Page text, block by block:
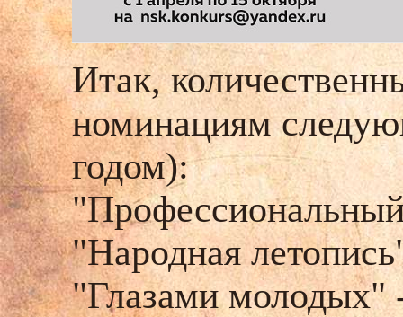
Итак,
номинациям
годом):
"Народная
"Глазами молодых"